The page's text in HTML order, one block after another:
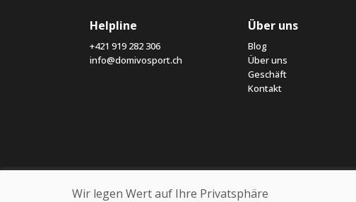
Helpline
+421 919 282 306
info@domivosport.ch
Über uns
Blog
Über uns
Geschäft
Kontakt
Wir legen Wert auf Ihre Privatsphäre